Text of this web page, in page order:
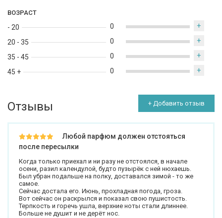
ВОЗРАСТ
- 20
20 - 35
35 - 45
45 +
0 +
0 +
0 +
0 +
Отзывы + Добавить отзыв
Любой парфюм должен отстояться
после пересылки
Когда только приехал и ни разу не отстоялся, в начале
осени, разил календулой, будто пузырёк с ней нюхаешь.
Был убран подальше на полку, доставался зимой - то же
самое.
Сейчас достала его. Июнь, прохладная погода, гроза.
Вот сейчас он раскрылся и показал свою пушистость.
Терпкость и горечь ушла, верхние ноты стали длиннее.
Больше не душит и не дерёт нос.